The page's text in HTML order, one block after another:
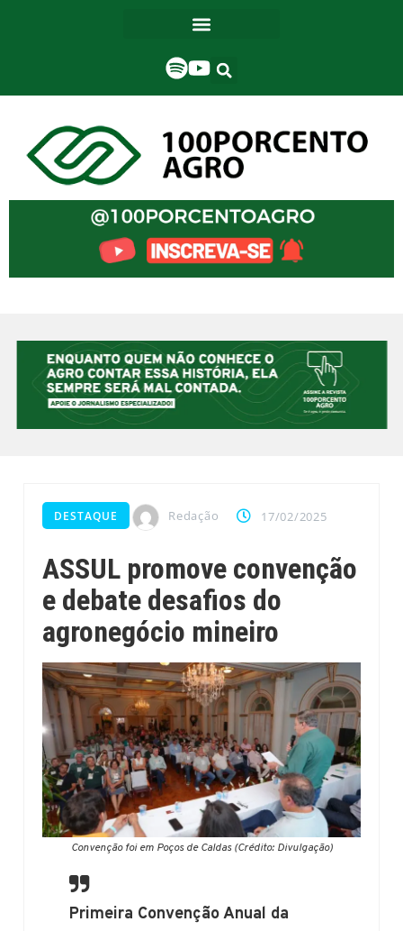
DESTAQUE Redação 17/02/2025
ASSUL promove convenção
e debate desafios do
agronegócio mineiro
Convenção foi em Poços de Caldas (Crédito: Divulgação)
Primeira Convenção Anual da